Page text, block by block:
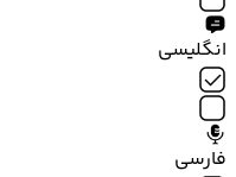
انگلیسی
فارسی